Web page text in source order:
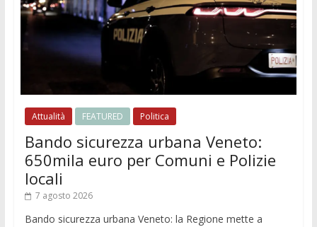
Attualità FEATURED Politica
Bando sicurezza urbana Veneto:
650mila euro per Comuni e Polizie
locali
7 agosto 2026
Bando sicurezza urbana Veneto: la Regione mette a